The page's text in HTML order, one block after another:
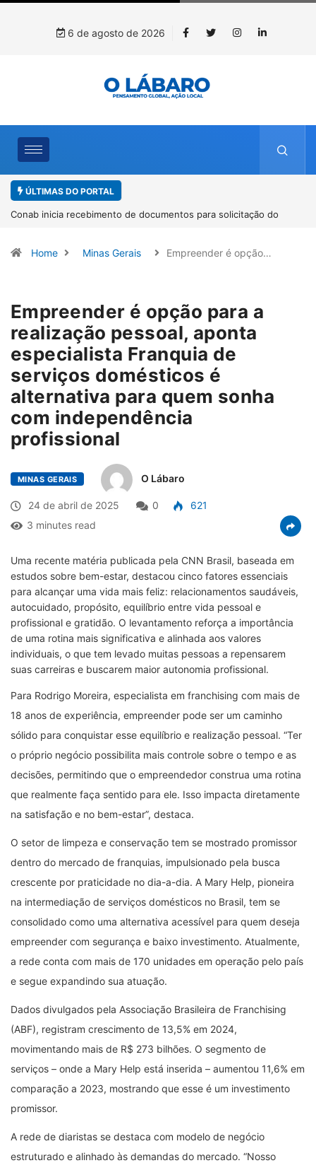
6 de agosto de 2026
ÚLTIMAS DO PORTAL
Workshop internacional debate futuro da piscicultura com
Home Minas Gerais Empreender é opção…
Empreender é opção para a
realização pessoal, aponta
especialista Franquia de
serviços domésticos é
alternativa para quem sonha
com independência
profissional
MINAS GERAIS O Lábaro
24 de abril de 2025 0
621
3 minutes read
Uma recente matéria publicada pela CNN Brasil, baseada em
estudos sobre bem-estar, destacou cinco fatores essenciais
para alcançar uma vida mais feliz: relacionamentos saudáveis,
autocuidado, propósito, equilíbrio entre vida pessoal e
profissional e gratidão. O levantamento reforça a importância
de uma rotina mais significativa e alinhada aos valores
individuais, o que tem levado muitas pessoas a repensarem
suas carreiras e buscarem maior autonomia profissional.
Para Rodrigo Moreira, especialista em franchising com mais de
18 anos de experiência, empreender pode ser um caminho
sólido para conquistar esse equilíbrio e realização pessoal. “Ter
o próprio negócio possibilita mais controle sobre o tempo e as
decisões, permitindo que o empreendedor construa uma rotina
que realmente faça sentido para ele. Isso impacta diretamente
na satisfação e no bem-estar”, destaca.
O setor de limpeza e conservação tem se mostrado promissor
dentro do mercado de franquias, impulsionado pela busca
crescente por praticidade no dia-a-dia. A Mary Help, pioneira
na intermediação de serviços domésticos no Brasil, tem se
consolidado como uma alternativa acessível para quem deseja
empreender com segurança e baixo investimento. Atualmente,
a rede conta com mais de 170 unidades em operação pelo país
e segue expandindo sua atuação.
Dados divulgados pela Associação Brasileira de Franchising
(ABF), registram crescimento de 13,5% em 2024,
movimentando mais de R$ 273 bilhões. O segmento de
serviços – onde a Mary Help está inserida – aumentou 11,6% em
comparação a 2023, mostrando que esse é um investimento
promissor.
A rede de diaristas se destaca com modelo de negócio
estruturado e alinhado às demandas do mercado. “Nosso